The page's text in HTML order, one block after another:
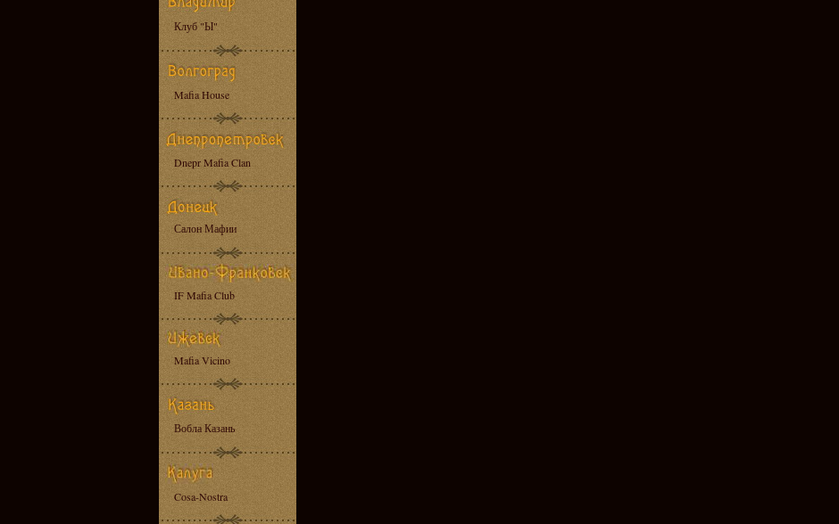
Клуб "Ы"
Mafia House
Dnepr Mafia Clan
Салон Мафии
IF Mafia Club
Mafia Vicino
Вобла Казань
Cosa-Nostra